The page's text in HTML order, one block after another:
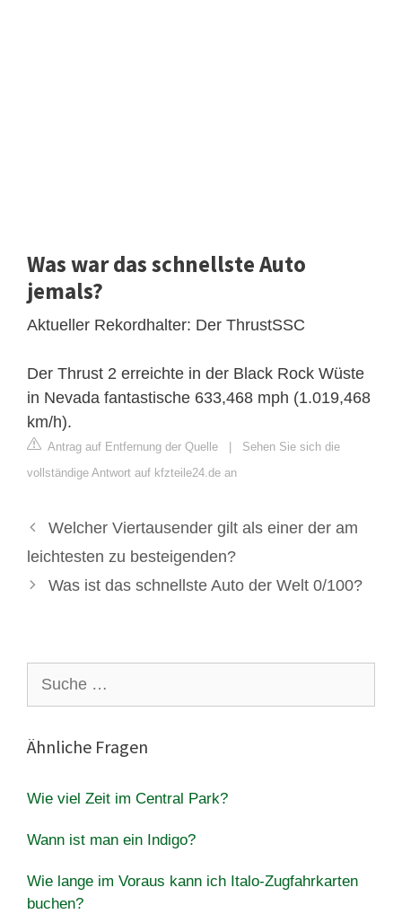
Was war das schnellste Auto
jemals?
Aktueller Rekordhalter: Der ThrustSSC
Der Thrust 2 erreichte in der Black Rock Wüste
in Nevada fantastische 633,468 mph (1.019,468
km/h).
Antrag auf Entfernung der Quelle | Sehen Sie sich die
vollständige Antwort auf kfzteile24.de an
Welcher Viertausender gilt als einer der am
leichtesten zu besteigenden?
Was ist das schnellste Auto der Welt 0/100?
nach:
Ähnliche Fragen
Wie viel Zeit im Central Park?
Wann ist man ein Indigo?
Wie lange im Voraus kann ich Italo-Zugfahrkarten
buchen?